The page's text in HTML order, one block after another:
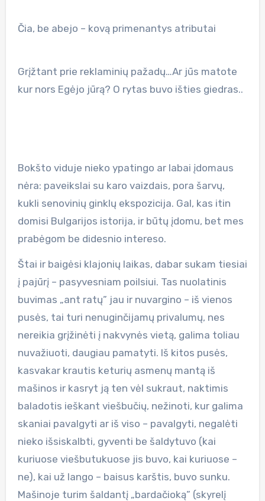
Čia, be abejo – kovą primenantys atributai
Grįžtant prie reklaminių pažadų…Ar jūs matote
kur nors Egėjo jūrą? O rytas buvo išties giedras..
Bokšto viduje nieko ypatingo ar labai įdomaus
nėra: paveikslai su karo vaizdais, pora šarvų,
kukli senovinių ginklų ekspozicija. Gal, kas itin
domisi Bulgarijos istorija, ir būtų įdomu, bet mes
prabėgom be didesnio intereso.
Štai ir baigėsi klajonių laikas, dabar sukam tiesiai
į pajūrį – pasyvesniam poilsiui. Tas nuolatinis
buvimas „ant ratų” jau ir nuvargino – iš vienos
pusės, tai turi nenuginčijamų privalumų, nes
nereikia grįžinėti į nakvynės vietą, galima toliau
nuvažiuoti, daugiau pamatyti. Iš kitos pusės,
kasvakar krautis keturių asmenų mantą iš
mašinos ir kasryt ją ten vėl sukraut, naktimis
baladotis ieškant viešbučių, nežinoti, kur galima
skaniai pavalgyti ar iš viso – pavalgyti, negalėti
nieko išsiskalbti, gyventi be šaldytuvo (kai
kuriuose viešbutukuose jis buvo, kai kuriuose –
ne), kai už lango – baisus karštis, buvo sunku.
Mašinoje turim šaldantį „bardačioką” (skyrelį